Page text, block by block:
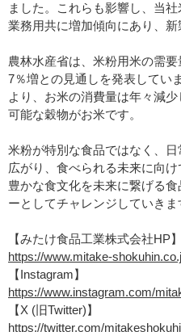
ました。これらも影響し、当
業務用共に増加傾向にあり、新
農林水産省は、米粉用米の需
7％増との見通しを発表してい
より、お米の消費量は年々減
可能な穀物がお米です。
米粉が特別な食品ではなく、
広がり、食べられる未来に向
豊かな食文化を未来に繋げる
ーとしてチャレンジしていきま
【みたけ食品工業株式会社HP】
https://www.mitake-
【Instagram】
https://www.instagram.com/
【X (旧Twitter)】
https://twitter.com/